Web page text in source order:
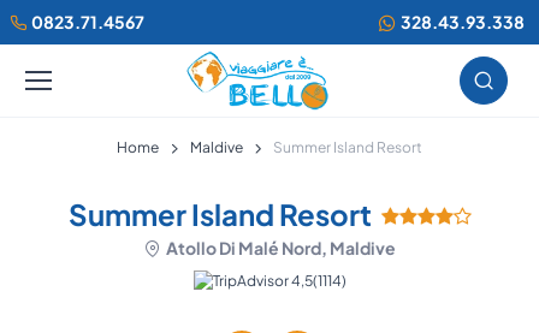
0823.71.4567 328.43.93.338
Home Maldive Summer Island Resort
Summer Island Resort
Atollo Di Malé Nord, Maldive
(1114)